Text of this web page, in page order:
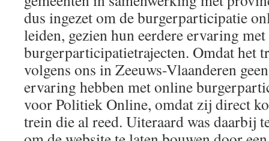
dus ingezet om de burgerparticipatie
leiden, gezien hun eerdere ervaring met
burgerparticipatietrajecten. Omdat het
volgens ons in Zeeuws-Vlaanderen
ervaring hebben met online
voor Politiek Online, omdat zij direct
trein die al reed. Uiteraard was daarbij